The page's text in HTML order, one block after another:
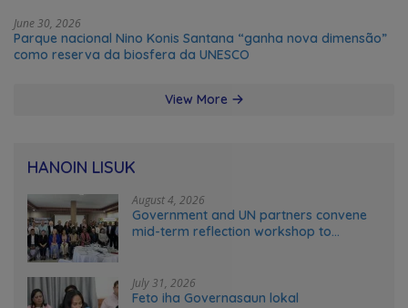
June 30, 2026
Parque nacional Nino Konis Santana “ganha nova dimensão”
como reserva da biosfera da UNESCO
View More
HANOIN LISUK
August 4, 2026
Government and UN partners convene
mid-term reflection workshop to
July 31, 2026
Feto iha Governasaun lokal